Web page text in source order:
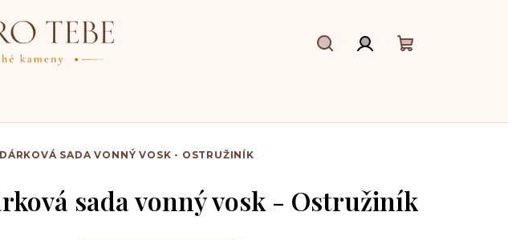
DÁRKOVÁ SADA VONNÝ VOSK - OSTRUŽINÍK
sada vonný vosk - Ostružiník